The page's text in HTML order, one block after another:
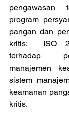
pengawasan
program
pangan dan
kritis;  ISO
terhadap
manajemen
sistem
keamanan
kritis.